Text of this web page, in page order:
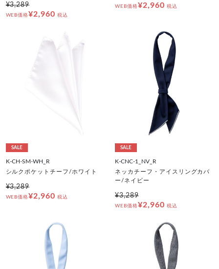
¥3,289
WEB価格¥2,960 税込
WEB価格¥2,960 税込
SALE
K-CH-SM-WH_R
シルクポケットチーフ/ホワイト
¥3,289
WEB価格¥2,960 税込
SALE
K-CNC-1_NV_R
ネッカチーフ・アイスリングカバ
ー/ネイビー
¥3,289
WEB価格¥2,960 税込